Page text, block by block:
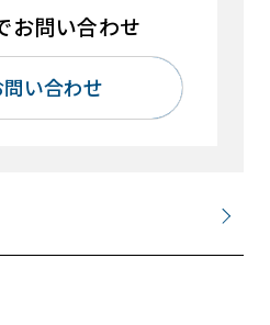
お問い合わせ
問い合わせ